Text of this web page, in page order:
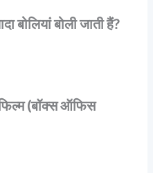
बोलियां बोली जाती हैं?
(बॉक्स ऑफिस